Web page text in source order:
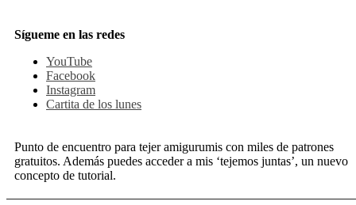
Sígueme en las redes
YouTube
Facebook
Instagram
Cartita de los lunes
Punto de encuentro para tejer amigurumis con miles de patrones
gratuitos. Además puedes acceder a mis ‘tejemos juntas’, un nuevo
concepto de tutorial.